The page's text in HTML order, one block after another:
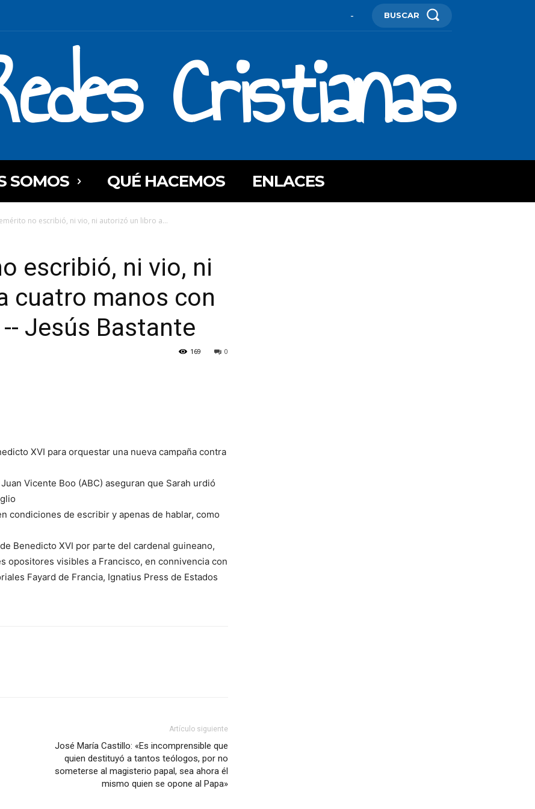
- BUSCAR
Cristianas
SOMOS QUÉ HACEMOS ENLACES
no escribió, ni vio, ni autorizó un libro a...
escribió, ni vio, ni
cuatro manos con
Jesús Bastante
0
169
XVI para orquestar una nueva campaña contra
Vicente Boo (ABC) aseguran que Sarah urdió
condiciones de escribir y apenas de hablar, como
Benedicto XVI por parte del cardenal guineano,
opositores visibles a Francisco, en connivencia con
Fayard de Francia, Ignatius Press de Estados
Artículo siguiente
José María Castillo: «Es incomprensible que
quien destituyó a tantos teólogos, por no
someterse al magisterio papal, sea ahora él
mismo quien se opone al Papa»